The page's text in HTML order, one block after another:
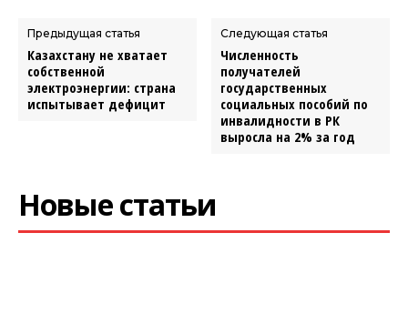
Предыдущая статья
Казахстану не хватает
собственной
электроэнергии: страна
испытывает дефицит
Следующая статья
Численность
получателей
государственных
социальных пособий по
инвалидности в РК
выросла на 2% за год
Новые статьи